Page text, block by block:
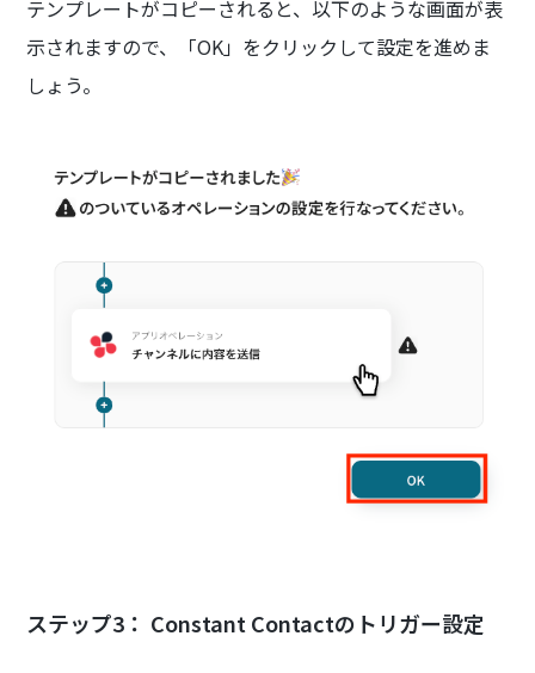
テンプレートがコピーされると、以下のような画面が表
示されますので、「OK」をクリックして設定を進めま
しょう。
ステップ3： Constant Contactのトリガー設定